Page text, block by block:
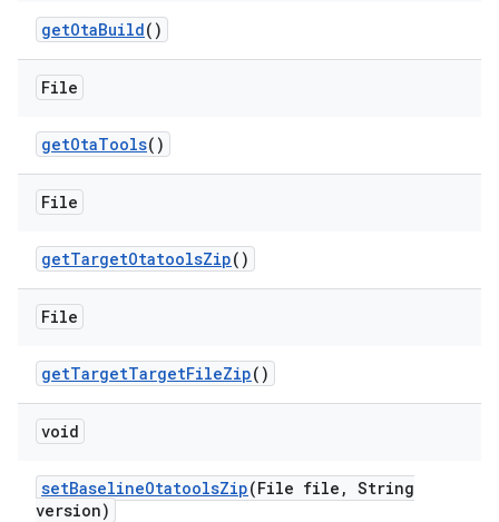
getOtaBuild()
File
getOtaTools()
File
getTargetOtatoolsZip()
File
getTargetTargetFileZip()
void
setBaselineOtatoolsZip(File file , String
version)